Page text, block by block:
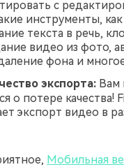
с
инструменты, как
текста в речь,
видео из фото,
фона и
экспорта: Вам
о потере качества!
экспорт видео в
Мобильная